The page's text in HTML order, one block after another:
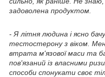
задоволена продуктом.
- Я літня людина і ясно
тестостерону з віком.
втрата м'язової маси та
пов'язаний із власними
способи спонукати своє